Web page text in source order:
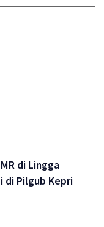
di Lingga
di Pilgub Kepri